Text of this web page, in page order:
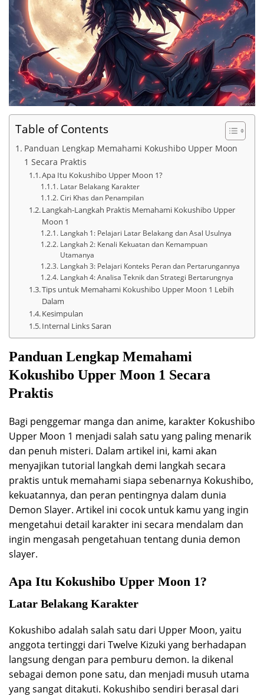
Table of Contents
Panduan Lengkap Memahami Kokushibo Upper Moon
1 Secara Praktis
Apa Itu Kokushibo Upper Moon 1?
Latar Belakang Karakter
Ciri Khas dan Penampilan
Langkah-Langkah Praktis Memahami Kokushibo Upper
Moon 1
Langkah 1: Pelajari Latar Belakang dan Asal Usulnya
Langkah 2: Kenali Kekuatan dan Kemampuan
Utamanya
Langkah 3: Pelajari Konteks Peran dan Pertarungannya
Langkah 4: Analisa Teknik dan Strategi Bertarungnya
Tips untuk Memahami Kokushibo Upper Moon 1 Lebih
Dalam
Kesimpulan
Internal Links Saran
Panduan Lengkap Memahami
Kokushibo Upper Moon 1 Secara
Praktis
Bagi penggemar manga dan anime, karakter Kokushibo
Upper Moon 1 menjadi salah satu yang paling menarik
dan penuh misteri. Dalam artikel ini, kami akan
menyajikan tutorial langkah demi langkah secara
praktis untuk memahami siapa sebenarnya Kokushibo,
kekuatannya, dan peran pentingnya dalam dunia
Demon Slayer. Artikel ini cocok untuk kamu yang ingin
mengetahui detail karakter ini secara mendalam dan
ingin mengasah pengetahuan tentang dunia demon
slayer.
Apa Itu Kokushibo Upper Moon 1?
Latar Belakang Karakter
Kokushibo adalah salah satu dari Upper Moon, yaitu
anggota tertinggi dari Twelve Kizuki yang berhadapan
langsung dengan para pemburu demon. Ia dikenal
sebagai demon pone satu, dan menjadi musuh utama
yang sangat ditakuti. Kokushibo sendiri berasal dari